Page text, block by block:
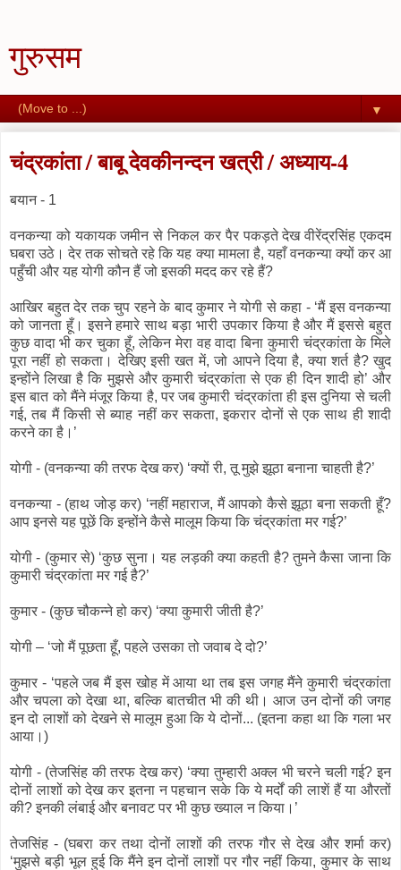
गुरुसम
▼
चंद्रकांता / बाबू देवकीनन्दन खत्री / अध्याय-4
बयान - 1
वनकन्या को यकायक जमीन से निकल कर पैर पकड़ते देख वीरेंद्रसिंह एकदम
घबरा उठे। देर तक सोचते रहे कि यह क्या मामला है, यहाँ वनकन्या क्यों कर आ
पहुँची और यह योगी कौन हैं जो इसकी मदद कर रहे हैं?
आखिर बहुत देर तक चुप रहने के बाद कुमार ने योगी से कहा - ‘मैं इस वनकन्या
को जानता हूँ। इसने हमारे साथ बड़ा भारी उपकार किया है और मैं इससे बहुत
कुछ वादा भी कर चुका हूँ, लेकिन मेरा वह वादा बिना कुमारी चंद्रकांता के मिले
पूरा नहीं हो सकता। देखिए इसी खत में, जो आपने दिया है, क्या शर्त है? खुद
इन्होंने लिखा है कि मुझसे और कुमारी चंद्रकांता से एक ही दिन शादी हो’ और
इस बात को मैंने मंजूर किया है, पर जब कुमारी चंद्रकांता ही इस दुनिया से चली
गई, तब मैं किसी से ब्याह नहीं कर सकता, इकरार दोनों से एक साथ ही शादी
करने का है।’
योगी - (वनकन्या की तरफ देख कर) ‘क्यों री, तू मुझे झूठा बनाना चाहती है?’
वनकन्या - (हाथ जोड़ कर) ‘नहीं महाराज, मैं आपको कैसे झूठा बना सकती हूँ?
आप इनसे यह पूछें कि इन्होंने कैसे मालूम किया कि चंद्रकांता मर गई?’
योगी - (कुमार से) ‘कुछ सुना। यह लड़की क्या कहती है? तुमने कैसा जाना कि
कुमारी चंद्रकांता मर गई है?’
कुमार - (कुछ चौकन्ने हो कर) ‘क्या कुमारी जीती है?’
योगी – ‘जो मैं पूछता हूँ, पहले उसका तो जवाब दे दो?’
कुमार - ‘पहले जब मैं इस खोह में आया था तब इस जगह मैंने कुमारी चंद्रकांता
और चपला को देखा था, बल्कि बातचीत भी की थी। आज उन दोनों की जगह
इन दो लाशों को देखने से मालूम हुआ कि ये दोनों... (इतना कहा था कि गला भर
आया।)
योगी - (तेजसिंह की तरफ देख कर) ‘क्या तुम्हारी अक्ल भी चरने चली गई? इन
दोनों लाशों को देख कर इतना न पहचान सके कि ये मर्दों की लाशें हैं या औरतों
की? इनकी लंबाई और बनावट पर भी कुछ ख्याल न किया।’
तेजसिंह - (घबरा कर तथा दोनों लाशों की तरफ गौर से देख और शर्मा कर)
‘मुझसे बड़ी भूल हुई कि मैंने इन दोनों लाशों पर गौर नहीं किया, कुमार के साथ